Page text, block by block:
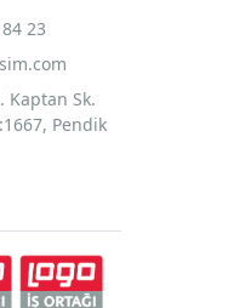
23
Kaptan Sk.
Pendik